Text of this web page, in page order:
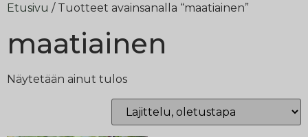
Etusivu / Tuotteet avainsanalla “maatiainen”
maatiainen
Näytetään ainut tulos